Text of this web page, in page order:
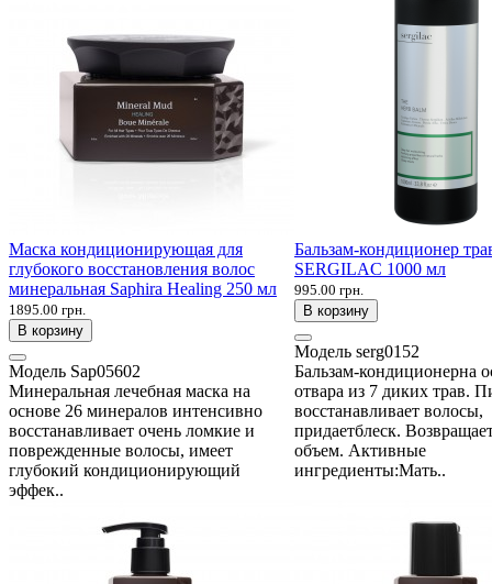
Маска кондиционирующая для
глубокого восстановления волос
минеральная Saphira Healing 250 мл
1895.00 грн.
В корзину
Модель Sap05602
Минеральная лечебная маска на
основе 26 минералов интенсивно
восстанавливает очень ломкие и
поврежденные волосы, имеет
глубокий кондиционирующий
эффек..
Бальзам-кондиционер
SERGILAC 1000 мл
995.00 грн.
В корзину
Модель serg0152
Бальзам-кондиционерна
отвара из 7 диких трав.
восстанавливает волосы,
придаетблеск.
объем. Активные
ингредиенты:Мать..